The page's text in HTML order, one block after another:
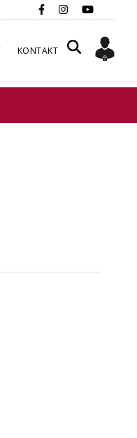
KONTAKT